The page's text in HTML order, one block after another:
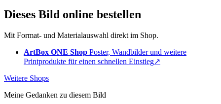
Dieses Bild online bestellen
Mit Format- und Materialauswahl direkt im Shop.
ArtBox ONE Shop Poster, Wandbilder und weitere
Printprodukte für einen schnellen Einstieg↗
Weitere Shops
Meine Gedanken zu diesem Bild